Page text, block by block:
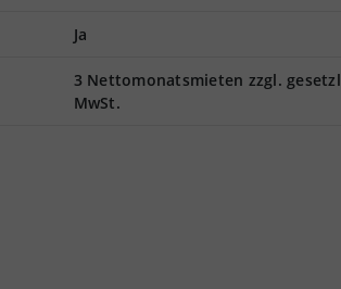
Ja
3 Nettomonatsmieten zzgl.
MwSt.